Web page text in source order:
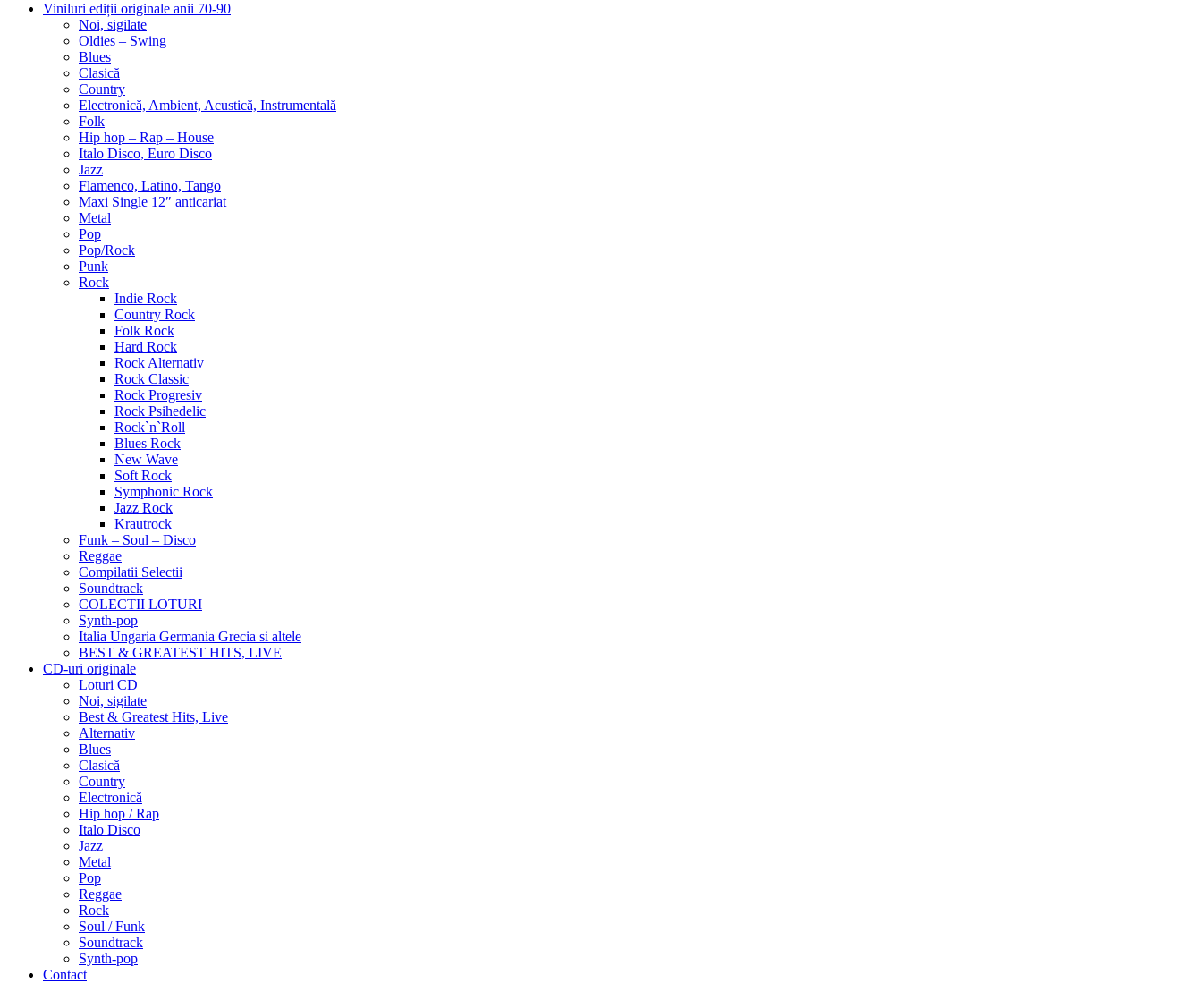
Viniluri ediții originale anii 70-90
Noi, sigilate
Oldies – Swing
Blues
Clasică
Country
Electronică, Ambient, Acustică, Instrumentală
Folk
Hip hop – Rap – House
Italo Disco, Euro Disco
Jazz
Flamenco, Latino, Tango
Maxi Single 12″ anticariat
Metal
Pop
Pop/Rock
Punk
Rock
Indie Rock
Country Rock
Folk Rock
Hard Rock
Rock Alternativ
Rock Classic
Rock Progresiv
Rock Psihedelic
Rock`n`Roll
Blues Rock
New Wave
Soft Rock
Symphonic Rock
Jazz Rock
Krautrock
Funk – Soul – Disco
Reggae
Compilatii Selectii
Soundtrack
COLECTII LOTURI
Synth-pop
Italia Ungaria Germania Grecia si altele
BEST & GREATEST HITS, LIVE
CD-uri originale
Loturi CD
Noi, sigilate
Best & Greatest Hits, Live
Alternativ
Blues
Clasică
Country
Electronică
Hip hop / Rap
Italo Disco
Jazz
Metal
Pop
Reggae
Rock
Soul / Funk
Soundtrack
Synth-pop
Contact